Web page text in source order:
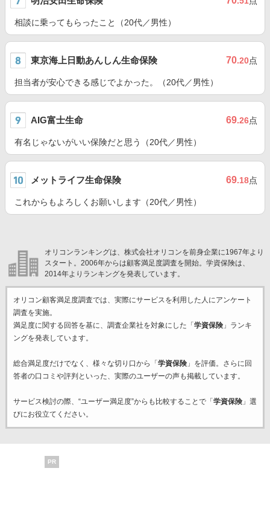
相談に乗ってもらったこと（20代／男性）
東京海上日動あんしん生命保険 70.20点
担当者が安心できる感じでよかった。（20代／男性）
AIG富士生命 69.26点
有名じゃないがいい保険だと思う（20代／男性）
メットライフ生命保険 69.18点
これからもよろしくお願いします（20代／男性）
オリコンランキングは、株式会社オリコンを前身企業に1967年より
スタート。2006年からは顧客満足度調査を開始。学資保険は、
2014年よりランキングを発表しています。
オリコン顧客満足度調査では、実際にサービスを利用した 人にアンケート
調査を実施。
満足度に関する回答を基に、調査企業社を対象にした「 学資保険」ランキ
ングを発表しています。
総合満足度だけでなく、様々な切り口から「 学資保険」を評価。さらに回
答者の口コミや評判といった、実際のユーザーの声も掲載しています。
サービス検討の際、“ユーザー満足度”からも比較することで「 学資保険」選
びにお役立てください。
PR